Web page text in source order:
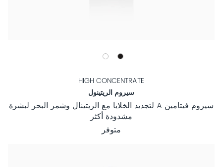
HIGH CONCENTRATE
سيروم الريتينول
سيروم فيتامين A لتجديد الخلايا مع الريتينال وشمر البحر لبشرة
مشدودة أكثر
متوفر